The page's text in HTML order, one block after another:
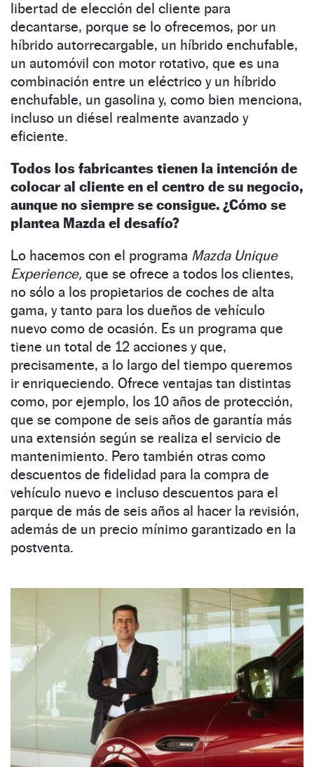
libertad de elección del cliente para
decantarse, porque se lo ofrecemos, por un
híbrido autorrecargable, un híbrido enchufable,
un automóvil con motor rotativo, que es una
combinación entre un eléctrico y un híbrido
enchufable, un gasolina y, como bien menciona,
incluso un diésel realmente avanzado y
eficiente.
Todos los fabricantes tienen la intención de
colocar al cliente en el centro de su negocio,
aunque no siempre se consigue. ¿Cómo se
plantea Mazda el desafío?
Lo hacemos con el programa Mazda Unique
Experience, que se ofrece a todos los clientes,
no sólo a los propietarios de coches de alta
gama, y tanto para los dueños de vehículo
nuevo como de ocasión. Es un programa que
tiene un total de 12 acciones y que,
precisamente, a lo largo del tiempo queremos
ir enriqueciendo. Ofrece ventajas tan distintas
como, por ejemplo, los 10 años de protección,
que se compone de seis años de garantía más
una extensión según se realiza el servicio de
mantenimiento. Pero también otras como
descuentos de fidelidad para la compra de
vehículo nuevo e incluso descuentos para el
parque de más de seis años al hacer la revisión,
además de un precio mínimo garantizado en la
postventa.